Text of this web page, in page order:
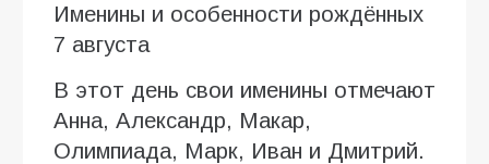
Именины и особенности рождённых
7 августа
В этот день свои именины отмечают
Анна, Александр, Макар,
Олимпиада, Марк, Иван и Дмитрий.